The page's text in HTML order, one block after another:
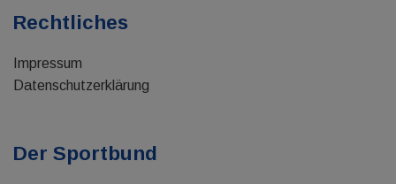
Rechtliches
Impressum
Datenschutzerklärung
Der Sportbund